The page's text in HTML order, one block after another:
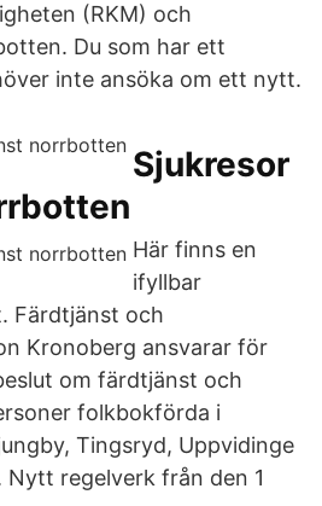
(RKM) och
Du som har ett
inte ansöka om ett nytt.
Sjukresor
Här finns en
ifyllbar
Färdtjänst och
Kronoberg ansvarar för
om färdtjänst och
folkbokförda i
Tingsryd, Uppvidinge
Nytt regelverk från den 1